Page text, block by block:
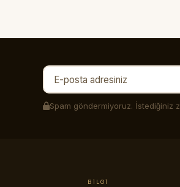
Spam göndermiyoruz. İstediğiniz
BILGI